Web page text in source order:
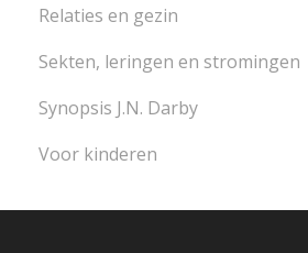
Relaties en gezin
Sekten, leringen en stromingen
Synopsis J.N. Darby
Voor kinderen